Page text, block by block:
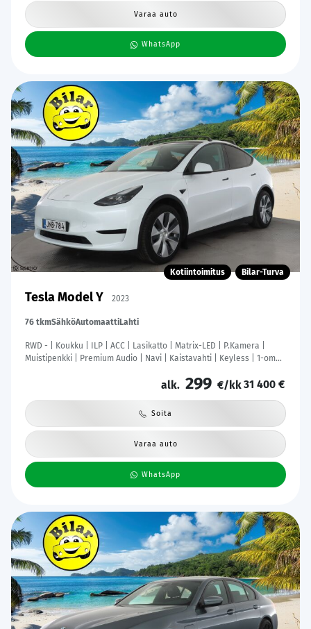
Varaa auto
WhatsApp
Kotiintoimitus Bilar-Turva
Tesla Model Y 2023
76 tkmSähköAutomaattiLahti
RWD - | Koukku | ILP | ACC | Lasikatto | Matrix-LED | P.Kamera |
Muistipenkki | Premium Audio | Navi | Kaistavahti | Keyless | 1-om
alk. 299 €/kk31 400 €
Soita
Varaa auto
WhatsApp